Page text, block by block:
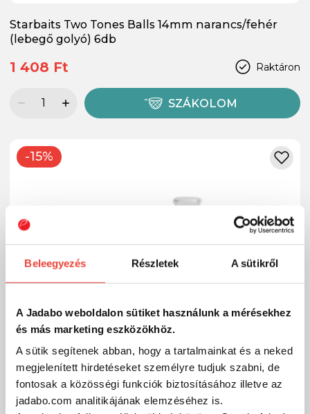
Beleegyezés Részletek A sütikről
A Jadabo weboldalon sütiket használunk a mérésekhez
és más marketing eszközökhöz.
A sütik segítenek abban, hogy a tartalmainkat és a neked
megjelenített hirdetéseket személyre tudjuk szabni, de
fontosak a közösségi funkciók biztosításához illetve az
jadabo.com analitikájának elemzéséhez is.
Starbaits Two Tones Balls 14mm narancs/fehér
(lebegő golyó) 6db
Raktáron
1 408 Ft
SZÁKOLOM
-15%
Delphin D SNAX POP csali 12mm/20g (Fokhagyma-